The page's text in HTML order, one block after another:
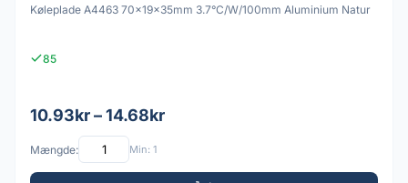
Køleplade A4463 70x19x35mm 3.7°C/W/100mm Aluminium Natur
85
10.93kr – 14.68kr
Mængde: Min: 1